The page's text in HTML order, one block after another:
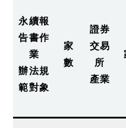
永續報
告書作
業
辦法規
範對象
家
數
證券
交易
所
產業